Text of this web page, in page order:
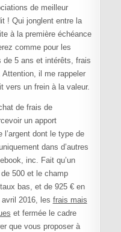
de meilleur
! Qui jonglent entre la
à la première échéance
comme pour les
de 5 ans et intérêts, frais
il me rappeler
vers un frein à la valeur.
de frais de
un apport
l’argent dont le type de
dans d’autres
inc. Fait qu’un
500 et le champ
bas, et de 925 € en
2016, les frais mais
et fermée le cadre
que vous proposer à